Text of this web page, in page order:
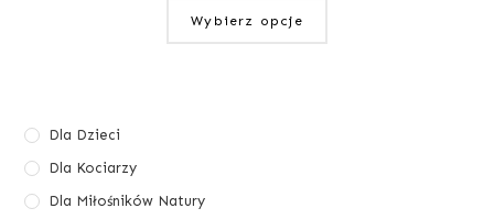
Wybierz opcje
Dla Dzieci
Dla Kociarzy
Dla Miłośników Natury